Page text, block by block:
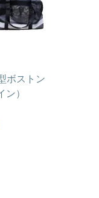
ボストン
）